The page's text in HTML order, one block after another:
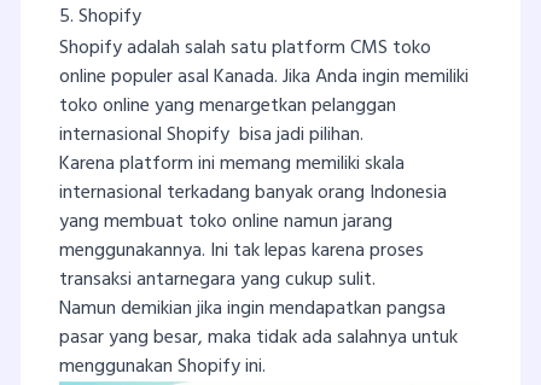
5. Shopify
Shopify adalah salah satu platform CMS toko
online populer asal Kanada. Jika Anda ingin memiliki
toko online yang menargetkan pelanggan
internasional Shopify bisa jadi pilihan.
Karena platform ini memang memiliki skala
internasional terkadang banyak orang Indonesia
yang membuat toko online namun jarang
menggunakannya. Ini tak lepas karena proses
transaksi antarnegara yang cukup sulit.
Namun demikian jika ingin mendapatkan pangsa
pasar yang besar, maka tidak ada salahnya untuk
menggunakan Shopify ini.